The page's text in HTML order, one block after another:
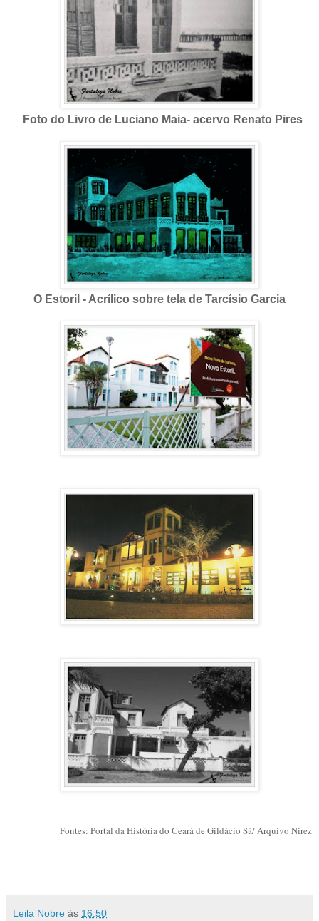
Foto do Livro de Luciano Maia- acervo Renato Pires
O Estoril - Acrílico sobre tela de Tarcísio Garcia
Fontes: Portal da História do Ceará de Gildácio Sá/ Arquivo Nirez
Leila Nobre às 16:50